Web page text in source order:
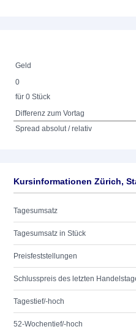
Geld
0
für 0 Stück
Differenz zum Vortag
Spread absolut / relativ
Kursinformationen Zürich,
Tagesumsatz
Tagesumsatz in Stück
Preisfeststellungen
Schlusspreis des letzten
Tagestief/-hoch
52-Wochentief/-hoch